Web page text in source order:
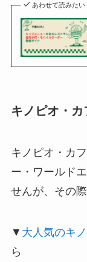
あわせて読みたい
キノピオ・
キノピオ・カ
ー・ワールド
せんが、その
▼ 大人気のキ
ら